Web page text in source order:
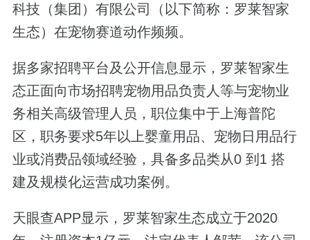
科技（集团）有限公司（以下简称：罗莱智家
生态）在宠物赛道动作频频。
据多家招聘平台及公开信息显示，罗莱智家生
态正面向市场招聘宠物用品负责人等与宠物业
务相关高级管理人员，职位集中于上海普陀
区，职务要求5年以上婴童用品、宠物日用品行
业或消费品领域经验，具备多品类从0 到1 搭
建及规模化运营成功案例。
天眼查APP显示，罗莱智家生态成立于2020